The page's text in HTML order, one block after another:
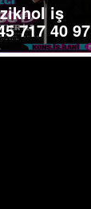
iş
717 40 97